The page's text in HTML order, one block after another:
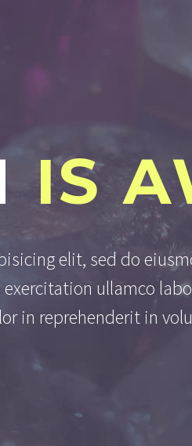
IS
elit, sed do
ullamco
in reprehenderit in